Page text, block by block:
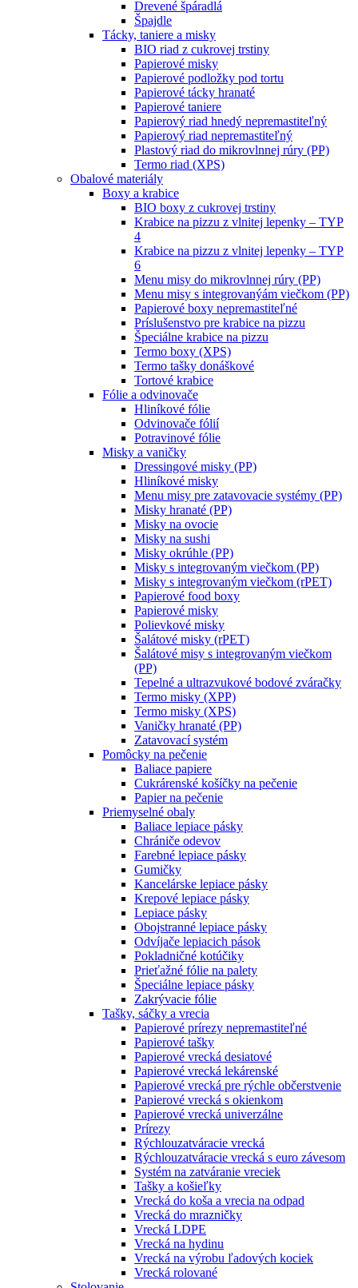
Drevené špáradlá
Špajdle
Tácky, taniere a misky
BIO riad z cukrovej trstiny
Papierové misky
Papierové podložky pod tortu
Papierové tácky hranaté
Papierové taniere
Papierový riad hnedý nepremastiteľný
Papierový riad nepremastiteľný
Plastový riad do mikrovlnnej rúry (PP)
Termo riad (XPS)
Obalové materiály
Boxy a krabice
BIO boxy z cukrovej trstiny
Krabice na pizzu z vlnitej lepenky – TYP
4
Krabice na pizzu z vlnitej lepenky – TYP
6
Menu misy do mikrovlnnej rúry (PP)
Menu misy s integrovanýám viečkom (PP)
Papierové boxy nepremastiteľné
Príslušenstvo pre krabice na pizzu
Špeciálne krabice na pizzu
Termo boxy (XPS)
Termo tašky donáškové
Tortové krabice
Fólie a odvinovače
Hliníkové fólie
Odvinovače fólií
Potravinové fólie
Misky a vaničky
Dressingové misky (PP)
Hliníkové misky
Menu misy pre zatavovacie systémy (PP)
Misky hranaté (PP)
Misky na ovocie
Misky na sushi
Misky okrúhle (PP)
Misky s integrovaným viečkom (PP)
Misky s integrovaným viečkom (rPET)
Papierové food boxy
Papierové misky
Polievkové misky
Šalátové misky (rPET)
Šalátové misy s integrovaným viečkom
(PP)
Tepelné a ultrazvukové bodové zváračky
Termo misky (XPP)
Termo misky (XPS)
Vaničky hranaté (PP)
Zatavovací systém
Pomôcky na pečenie
Baliace papiere
Cukrárenské košíčky na pečenie
Papier na pečenie
Priemyselné obaly
Baliace lepiace pásky
Chrániče odevov
Farebné lepiace pásky
Gumičky
Kancelárske lepiace pásky
Krepové lepiace pásky
Lepiace pásky
Obojstranné lepiace pásky
Odvíjače lepiacich pások
Pokladničné kotúčiky
Prieťažné fólie na palety
Špeciálne lepiace pásky
Zakrývacie fólie
Tašky, sáčky a vrecia
Papierové prírezy nepremastiteľné
Papierové tašky
Papierové vrecká desiatové
Papierové vrecká lekárenské
Papierové vrecká pre rýchle občerstvenie
Papierové vrecká s okienkom
Papierové vrecká univerzálne
Prírezy
Rýchlouzatváracie vrecká
Rýchlouzatváracie vrecká s euro závesom
Systém na zatváranie vreciek
Tašky a košieľky
Vrecká do koša a vrecia na odpad
Vrecká do mrazničky
Vrecká LDPE
Vrecká na hydinu
Vrecká na výrobu ľadových kociek
Vrecká rolované